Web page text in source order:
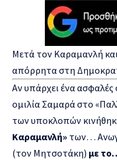
Μετά τον Καραμανλή
απόρρητα στη
Αν υπάρχει ένα
ομιλία Σαμαρά στο
των υποκλοπών
Καραμανλή» των…
(τον Μητσοτάκη) με